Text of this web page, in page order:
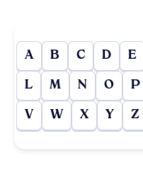
A B C D E
L M N O P
V W X Y Z